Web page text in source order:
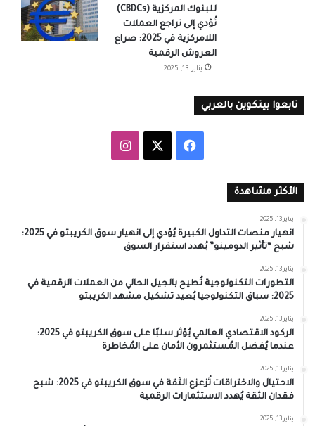
للبنوك المركزية (CBDCs)
تُؤدي إلى تراجع العملات
اللامركزية في 2025: صراع
العروش الرقمية
يناير 13, 2025
تابعوا بيتكوين بالعربي
فيسبوك انستقرام
الأكثر مشاهدة
يناير 13, 2025
انهيار منصات التداول الكبيرة يُؤدي إلى انهيار سوق الكريبتو في 2025:
شبح “تأثير الدومينو” يُهدد استقرار السوق
يناير 13, 2025
التطورات التكنولوجية تُطيح بالجيل الحالي من العملات الرقمية في
2025: سباق التكنولوجيا يُعيد تشكيل مشهد الكريبتو
يناير 13, 2025
الركود الاقتصادي العالمي يُؤثر سلبًا على سوق الكريبتو في 2025:
عندما يُفضل المُستثمرون الأمان على المُخاطرة
يناير 13, 2025
الاحتيال والاختراقات تُزعزع الثقة في سوق الكريبتو في 2025: شبح
فقدان الثقة يُهدد الاستثمارات الرقمية
يناير 13, 2025